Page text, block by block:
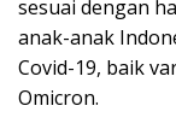
sesuai dengan
anak-anak
Covid-19, baik
Omicron.